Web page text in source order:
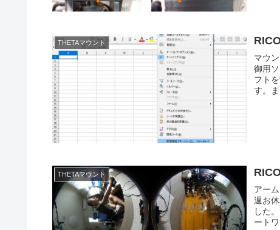
THETAマウント
マウ
御用
フト
す。
THETAマウント
アー
週お
した
ート